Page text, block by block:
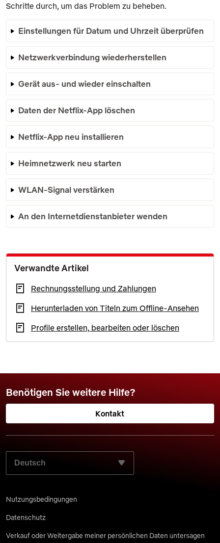
Schritte durch, um das Problem zu beheben.
Einstellungen für Datum und Uhrzeit überprüfen
Netzwerkverbindung wiederherstellen
Gerät aus- und wieder einschalten
Daten der Netflix-App löschen
Netflix-App neu installieren
Heimnetzwerk neu starten
WLAN-Signal verstärken
An den Internetdienstanbieter wenden
Verwandte Artikel
Rechnungsstellung und Zahlungen
Herunterladen von Titeln zum Offline-Ansehen
Profile erstellen, bearbeiten oder löschen
Benötigen Sie weitere Hilfe?
Kontakt
WÄHLEN SIE IHRE BEVORZUGTE SPRACHE AUS:
Nutzungsbedingungen
Datenschutz
Verkauf oder Weitergabe meiner persönlichen Daten untersagen